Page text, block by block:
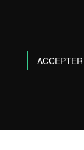
ACCEPTER